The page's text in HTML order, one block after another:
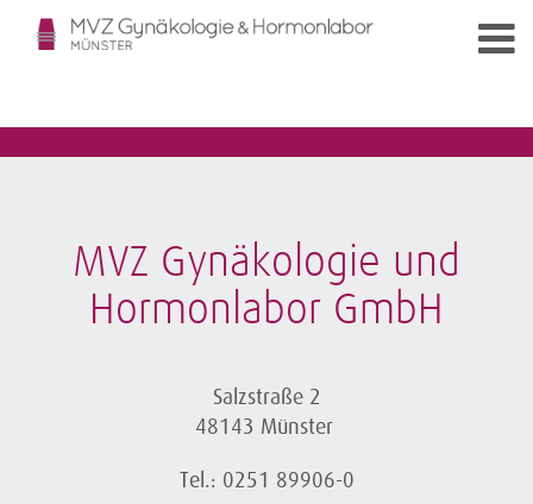
MVZ Gynäkologie und
Hormonlabor GmbH
Salzstraße 2
48143 Münster
Tel.: 0251 89906-0